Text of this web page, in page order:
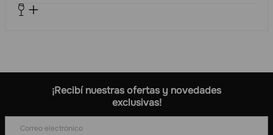
¡Recibí nuestras ofertas y novedades
exclusivas!